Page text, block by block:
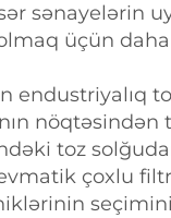
sənayelərin
üçün daha
toz
çoxlu